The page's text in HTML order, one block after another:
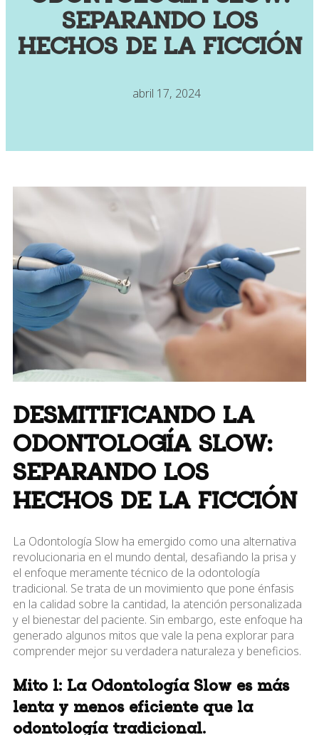
SEPARANDO LOS
HECHOS DE LA FICCIÓN
abril 17, 2024
DESMITIFICANDO LA
ODONTOLOGÍA SLOW:
SEPARANDO LOS
HECHOS DE LA FICCIÓN
La Odontología Slow ha emergido como una alternativa
revolucionaria en el mundo dental, desafiando la prisa y
el enfoque meramente técnico de la odontología
tradicional. Se trata de un movimiento que pone énfasis
en la calidad sobre la cantidad, la atención personalizada
y el bienestar del paciente. Sin embargo, este enfoque ha
generado algunos mitos que vale la pena explorar para
comprender mejor su verdadera naturaleza y beneficios.
Mito 1: La Odontología Slow es más
lenta y menos eficiente que la
odontología tradicional.